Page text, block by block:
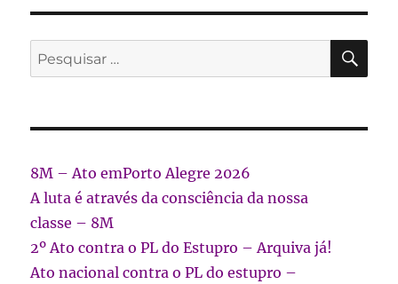
Pesquisar
por:
8M – Ato emPorto Alegre 2026
A luta é através da consciência da nossa
classe – 8M
2º Ato contra o PL do Estupro – Arquiva já!
Ato nacional contra o PL do estupro –